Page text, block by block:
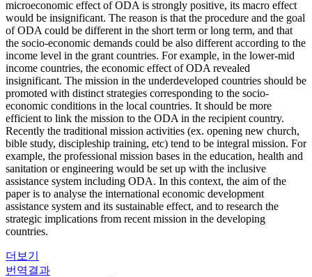
microeconomic effect of ODA is strongly positive, its macro effect
would be insignificant. The reason is that the procedure and the goal
of ODA could be different in the short term or long term, and that
the socio-economic demands could be also different according to the
income level in the grant countries. For example, in the lower-mid
income countries, the economic effect of ODA revealed
insignificant. The mission in the underdeveloped countries should be
promoted with distinct strategies corresponding to the socio-
economic conditions in the local countries. It should be more
efficient to link the mission to the ODA in the recipient country.
Recently the traditional mission activities (ex. opening new church,
bible study, discipleship training, etc) tend to be integral mission. For
example, the professional mission bases in the education, health and
sanitation or engineering would be set up with the inclusive
assistance system including ODA. In this context, the aim of the
paper is to analyse the international economic development
assistance system and its sustainable effect, and to research the
strategic implications from recent mission in the developing
countries.
더보기
번역결과